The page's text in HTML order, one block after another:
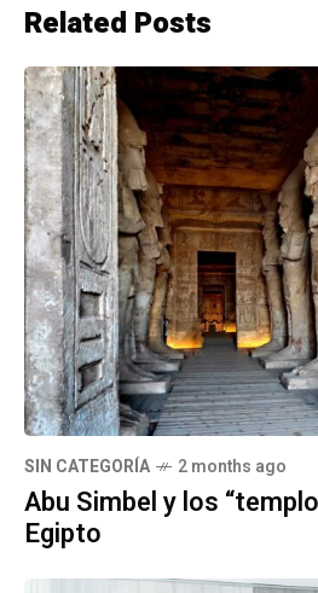
Related Posts
SIN CATEGORÍA 2 months ago
Abu Simbel y los
Egipto